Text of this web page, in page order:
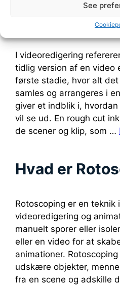
See
Hvad er
I videoredigering
tidlig version af en video
første stadie, hvor alt
samles og arrangeres i
giver et indblik i,
vil se ud. En rough cut
de scener og klip, som …
Hvad er
Rotoscoping er en teknik
videoredigering og
manuelt sporer eller
eller en video for at
animationer.
udskære objekter,
fra en scene og adskille